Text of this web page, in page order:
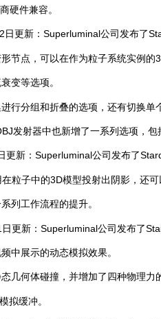
硬件兼容。
更新：Superluminal公司发布了
节点，可以在作为粒子系统实例的
变等选项。
行分组和折叠的选项，还有切换单
发射器中也新增了一系列选项，包
新：Superluminal公司发布了
粒子中的3D模型投射出阴影，还
列工作流程的提升。
更新：Superluminal公司发布了
中展示的动态模拟效果。
几何体碰撞，并增加了四种物理力
拟缓冲。